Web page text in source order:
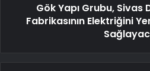
Gök Yapı Grubu,
Fabrikasının Elektriğini